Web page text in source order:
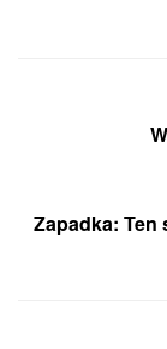
Zapadka: Ten